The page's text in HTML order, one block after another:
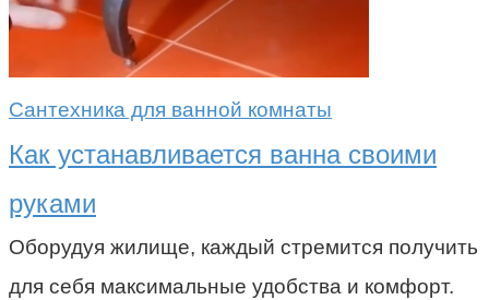
Сантехника для ванной комнаты
Как устанавливается ванна своими
руками
Оборудуя жилище, каждый стремится получить
для себя максимальные удобства и комфорт.